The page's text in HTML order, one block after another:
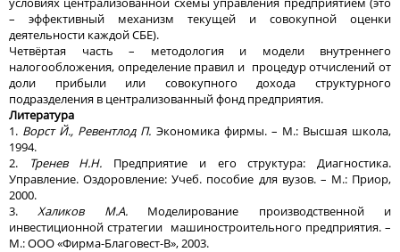
– эффективный механизм текущей и совокупной оценки
деятельности каждой СБЕ).
Четвёртая часть – методология и модели внутреннего
налогообложения, определение правил и процедур отчислений от
доли прибыли или совокупного дохода структурного
подразделения в централизованный фонд предприятия.
Литература
1. Ворст Й., Ревентлод П. Экономика фирмы. – М.: Высшая школа,
1994.
2.
Тренев Н.Н. Предприятие и его структура: Диагностика.
Управление. Оздоровление: Учеб. пособие для вузов. – М.: Приор,
2000.
3. Халиков М.А. Моделирование производственной и
инвестиционной стратегии машиностроительного предприятия. –
М.: ООО «Фирма-Благовест-В», 2003.